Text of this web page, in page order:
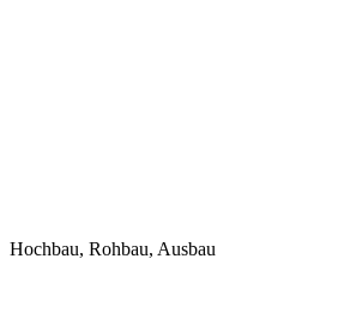
Hochbau, Rohbau, Ausbau